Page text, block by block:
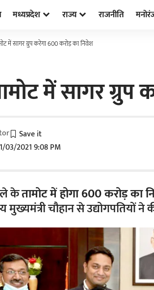
मध्यप्रदेश राज्य राजनीति
में सागर ग्रुप करेगा 600 करोड़ का निवेश
में सागर
03/2021 9:08 PM
केतामोट में होगा 600 करोड़ का
मुख्यमंत्री चौहान से उद्योगपतियों ने